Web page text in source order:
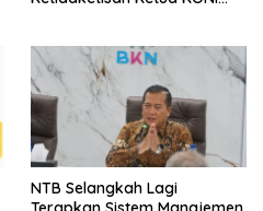
Arena Kepentingan Sesaat
NTB Selangkah Lagi